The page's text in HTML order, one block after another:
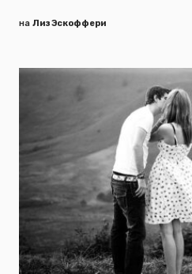
на Лиз Эскоффери